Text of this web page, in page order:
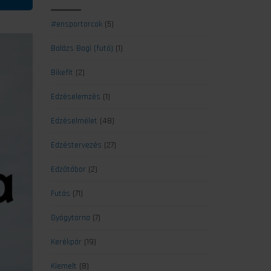
#ensportarcok(5)
Balázs Bogi (futó) (1)
Bikefit (2)
Edzéselemzés (1)
Edzéselmélet (48)
Edzéstervezés (27)
Edzőtábor (2)
Futás (71)
Gyógytorna (7)
Kerékpár (19)
Kiemelt (8)